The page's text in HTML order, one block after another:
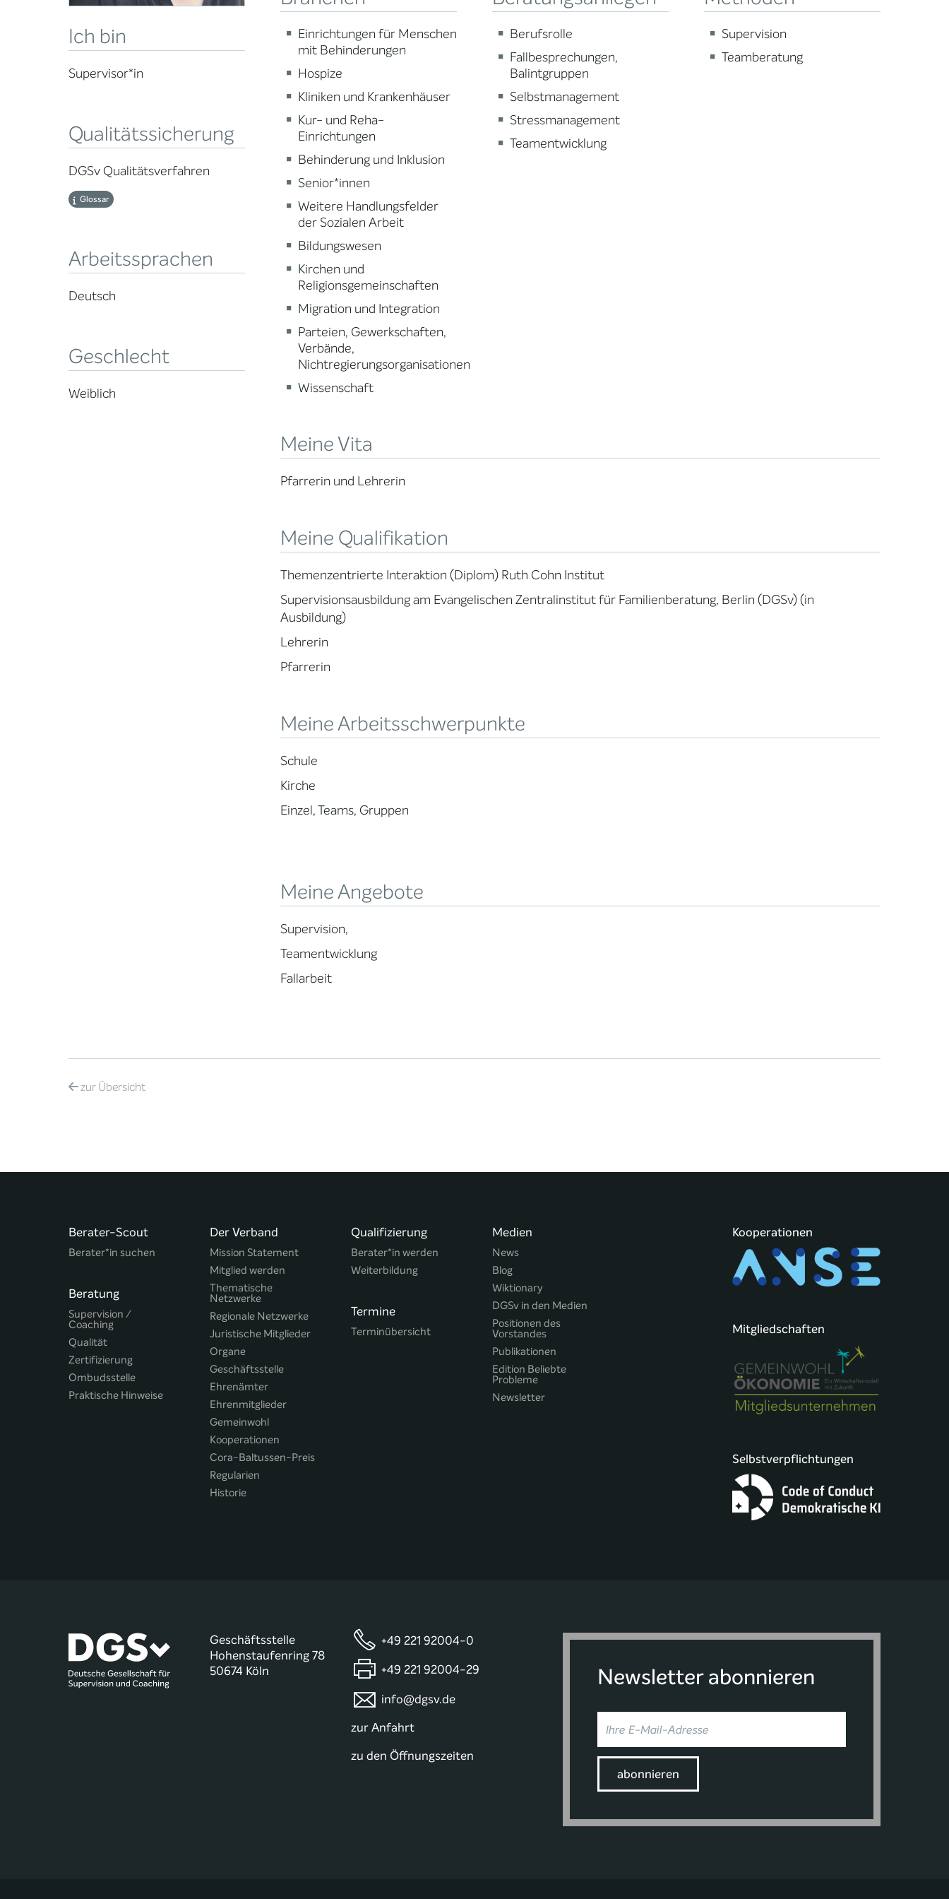
Ich bin
Supervisor*in
Qualitätssicherung
DGSv Qualitätsverfahren
Glossar
Arbeitssprachen
Deutsch
Geschlecht
Weiblich
Einrichtungen für Menschen
mit Behinderungen
Hospize
Kliniken und Krankenhäuser
Kur- und Reha-
Einrichtungen
Behinderung und Inklusion
Senior*innen
Weitere Handlungsfelder
der Sozialen Arbeit
Bildungswesen
Kirchen und
Religionsgemeinschaften
Migration und Integration
Parteien, Gewerkschaften,
Verbände,
Nichtregierungsorganisationen
Wissenschaft
Berufsrolle
Fallbesprechungen,
Balintgruppen
Selbstmanagement
Stressmanagement
Teamentwicklung
Supervision
Teamberatung
Meine Vita
Pfarrerin und Lehrerin
Meine Qualifikation
Themenzentrierte Interaktion (Diplom) Ruth Cohn Institut
Supervisionsausbildung am Evangelischen Zentralinstitut für Familienberatung, Berlin (DGSv) (in
Ausbildung)
Lehrerin
Pfarrerin
Meine Arbeitsschwerpunkte
Schule
Kirche
Einzel, Teams, Gruppen
Meine Angebote
Supervision,
Teamentwicklung
Fallarbeit
zurÜbersicht
Berater-Scout
Berater*in suchen
Beratung
Supervision /
Coaching
Qualität
Zertifizierung
Ombudsstelle
Praktische Hinweise
Der Verband
Mission Statement
Mitglied werden
Thematische
Netzwerke
Regionale Netzwerke
Juristische Mitglieder
Organe
Geschäftsstelle
Ehrenämter
Ehrenmitglieder
Gemeinwohl
Kooperationen
Cora-Baltussen-Preis
Regularien
Historie
Qualifizierung
Berater*in werden
Weiterbildung
Termine
Terminübersicht
Medien
News
Blog
Wiktionary
DGSv in den Medien
Positionen des
Vorstandes
Publikationen
Edition Beliebte
Probleme
Newsletter
Kooperationen
Mitgliedschaften
Selbstverpflichtungen
Geschäftsstelle
Hohenstaufenring 78
50674 Köln
+49 221 92004-0
+49 221 92004-29
info@dgsv.de
zur Anfahrt
zu den Öffnungszeiten
Newsletter abonnieren